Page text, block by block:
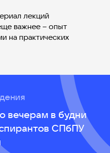
лекций
важнее – опыт
на практических
вечерам в будни
СПбПУ